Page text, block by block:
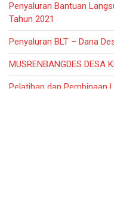
Penyaluran Bantuan
Tahun 2021
Penyaluran BLT – Dana
MUSRENBANGDES DESA
Pelatihan dan Pembinaan